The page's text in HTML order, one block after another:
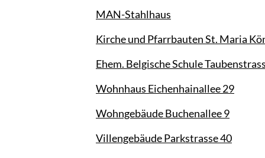
MAN-Stahlhaus
Kirche und Pfarrbauten St. Maria
Ehem. Belgische Schule
Wohnhaus Eichenhainallee 29
Wohngebäude Buchenallee 9
Villengebäude Parkstrasse 40